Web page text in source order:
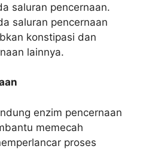
saluran pencernaan.
saluran pencernaan
konstipasi dan
lainnya.
enzim pencernaan
memecah
proses